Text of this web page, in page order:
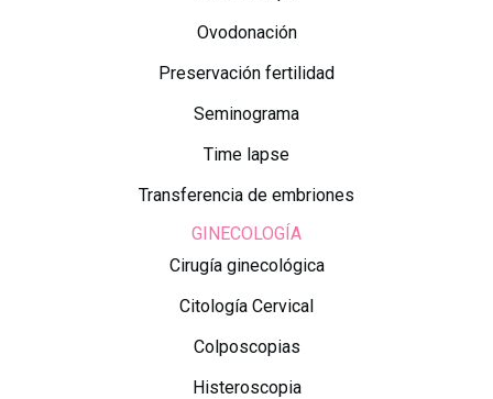
Ovodonación
Preservación fertilidad
Seminograma
Time lapse
Transferencia de embriones
GINECOLOGÍA
Cirugía ginecológica
Citología Cervical
Colposcopias
Histeroscopia